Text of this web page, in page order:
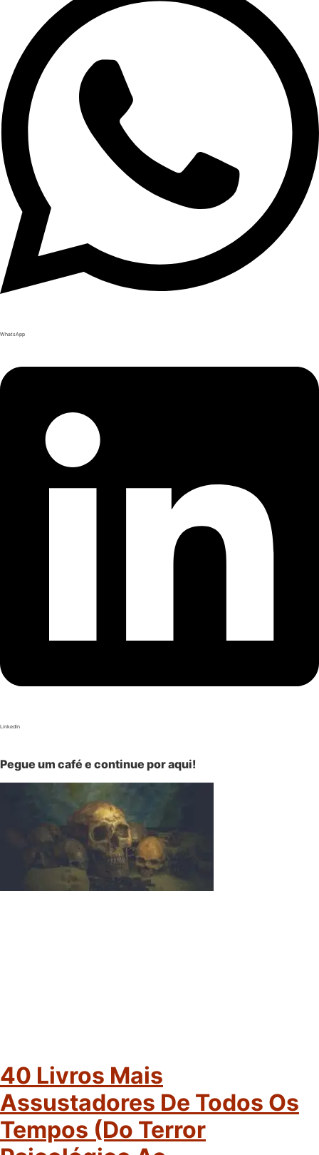
WhatsApp
LinkedIn
Pegue um café e continue por aqui!
40 Livros Mais
Assustadores De Todos Os
Tempos (do Terror